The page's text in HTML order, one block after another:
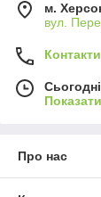
м.
вул.
Контакти
Про нас